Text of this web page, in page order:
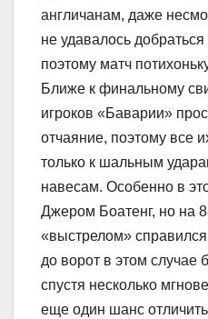
англичанам, даже
не удавалось
поэтому матч
Ближе к финальному
игроков «Баварии»
отчаяние, поэтому все
только к шальным
навесам. Особенно в
Джером Боатенг, но на
«выстрелом»
до ворот в этом
спустя несколько
еще один шанс